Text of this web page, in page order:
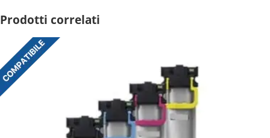
Prodotti correlati